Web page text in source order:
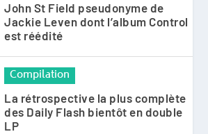
John St Field pseudonyme de
Jackie Leven dont l’album Control
est réédité
Compilation
La rétrospective la plus complète
des Daily Flash bientôt en double
LP